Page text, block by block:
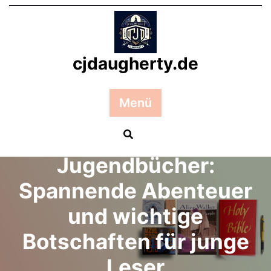
Zum
cjdaugherty.de
Menü
Die Welt der
inspirierenden
Jugendbücher:
Spannende Abenteuer
und wichtige
Botschaften für junge